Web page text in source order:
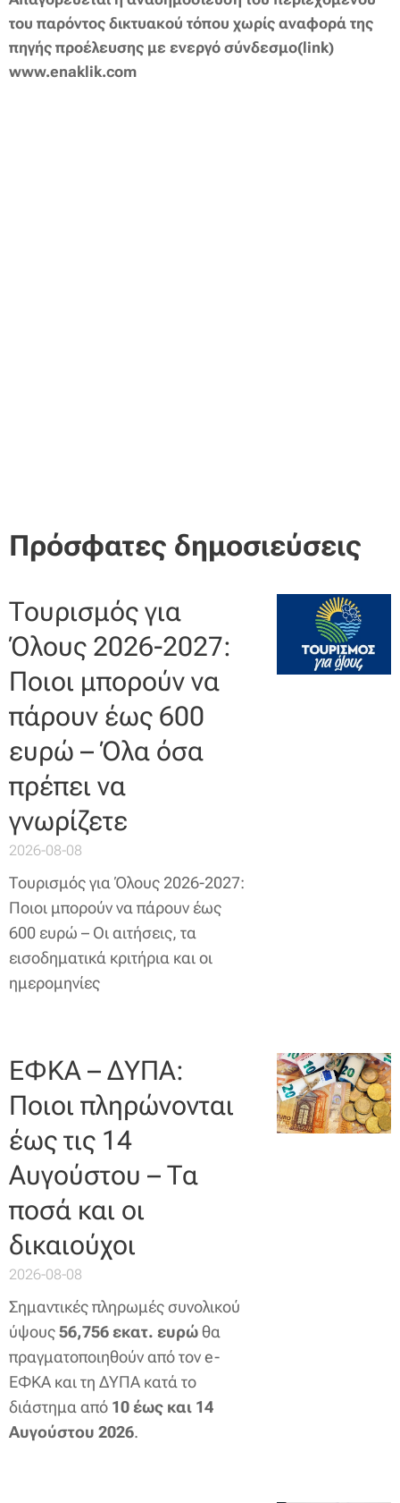
του παρόντος δικτυακού τόπου χωρίς αναφορά της
πηγής προέλευσης με ενεργό σύνδεσμο(link)
www.enaklik.com
Πρόσφατες δημοσιεύσεις
Τουρισμός για
Όλους 2026-2027:
Ποιοι μπορούν να
πάρουν έως 600
ευρώ – Όλα όσα
πρέπει να
γνωρίζετε
2026-08-08
Τουρισμός για Όλους 2026-2027:
Ποιοι μπορούν να πάρουν έως
600 ευρώ – Οι αιτήσεις, τα
εισοδηματικά κριτήρια και οι
ημερομηνίες
ΕΦΚΑ – ΔΥΠΑ:
Ποιοι πληρώνονται
έως τις 14
Αυγούστου – Τα
ποσά και οι
δικαιούχοι
2026-08-08
Σημαντικές πληρωμές συνολικού
ύψους56,756 εκατ. ευρώθα
πραγματοποιηθούν από τον e-
ΕΦΚΑ και τη ΔΥΠΑ κατά το
διάστημα από 10 έως και 14
Αυγούστου 2026.